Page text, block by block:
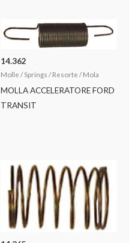
14.362
Molle / Springs / Resorte / Mola
MOLLA ACCELERATORE FORD
TRANSIT